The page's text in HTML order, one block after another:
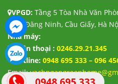
VPGD: Tầng 5 Tòa Nhà Văn
Trần Đăng Ninh, Cầu Giấy, Hà
Nhà máy:
Điện thoại : 0246.29.21.345
Hotline: 0948 695 333 – 096
Email: